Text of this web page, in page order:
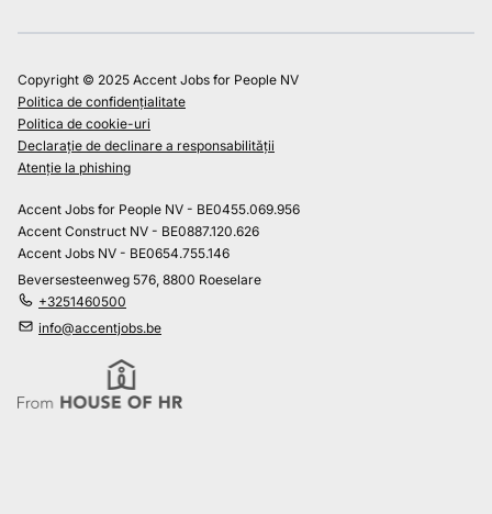
Copyright © 2025 Accent Jobs for People NV
Politica de confidențialitate
Politica de cookie-uri
Declarație de declinare a responsabilității
Atenție la phishing
Accent Jobs for People NV - BE0455.069.956
Accent Construct NV - BE0887.120.626
Accent Jobs NV - BE0654.755.146
Beversesteenweg 576, 8800 Roeselare
+3251460500
info@accentjobs.be